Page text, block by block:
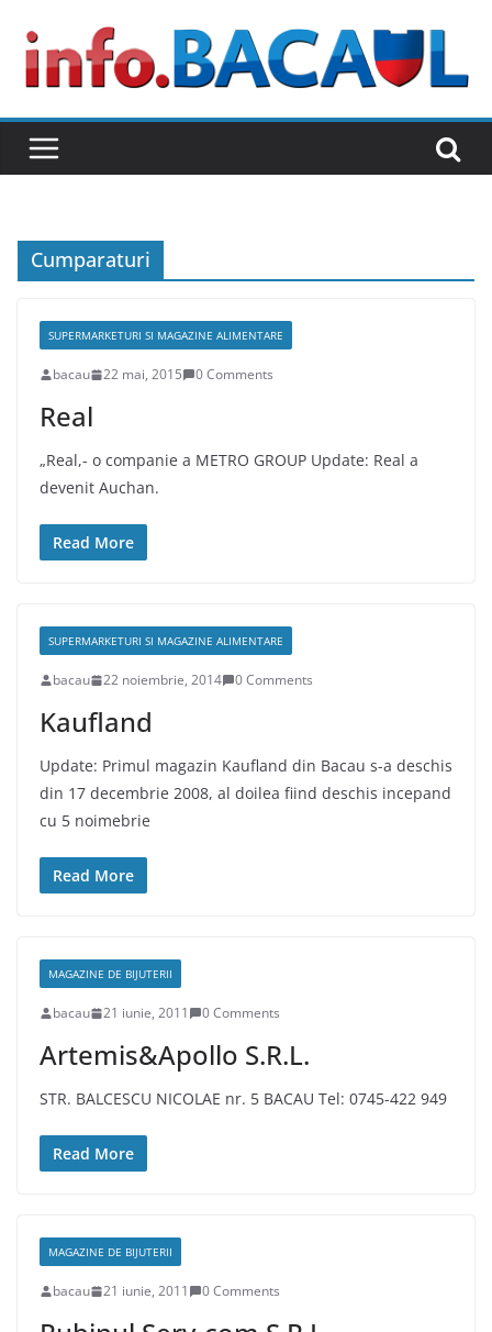
content
Cumparaturi
SUPERMARKETURI SI MAGAZINE ALIMENTARE
bacau 22 mai, 2015 0 Comments
Real
„Real,- o companie a METRO GROUP Update: Real a
devenit Auchan.
Read More
SUPERMARKETURI SI MAGAZINE ALIMENTARE
bacau 22 noiembrie, 2014 0 Comments
Kaufland
Update: Primul magazin Kaufland din Bacau s-a deschis
din 17 decembrie 2008, al doilea fiind deschis incepand
cu 5 noimebrie
Read More
MAGAZINE DE BIJUTERII
bacau 21 iunie, 2011 0 Comments
Artemis&Apollo S.R.L.
STR. BALCESCU NICOLAE nr. 5 BACAU Tel: 0745-422 949
Read More
MAGAZINE DE BIJUTERII
bacau 21 iunie, 2011 0 Comments